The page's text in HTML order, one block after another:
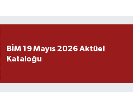
BİM 19 Mayıs 2026 Aktüel
Kataloğu